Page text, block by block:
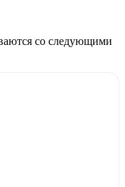
со следующими